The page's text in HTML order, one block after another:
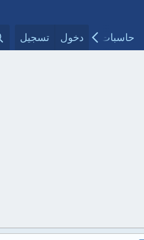
حاسبات طبية مقالات الأطباءدخول تسجيل